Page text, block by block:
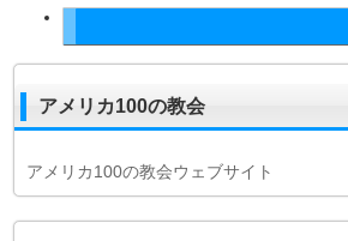
アメリカ100の教会
アメリカ100の教会ウェブサイト